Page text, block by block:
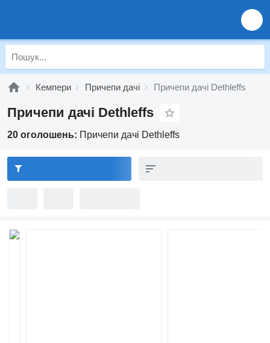
Кемпери Причепи дачі Причепи дачі Dethleffs
Причепи дачі Dethleffs
20 оголошень: Причепи дачі Dethleffs